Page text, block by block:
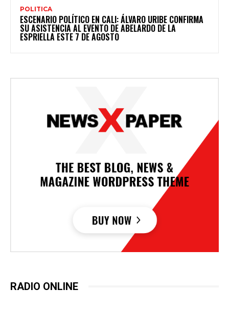
POLITICA
ESCENARIO POLÍTICO EN CALI: ÁLVARO URIBE CONFIRMA
SU ASISTENCIA AL EVENTO DE ABELARDO DE LA
ESPRIELLA ESTE 7 DE AGOSTO
RADIO ONLINE